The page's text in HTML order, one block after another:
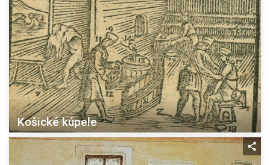
Košické kúpele